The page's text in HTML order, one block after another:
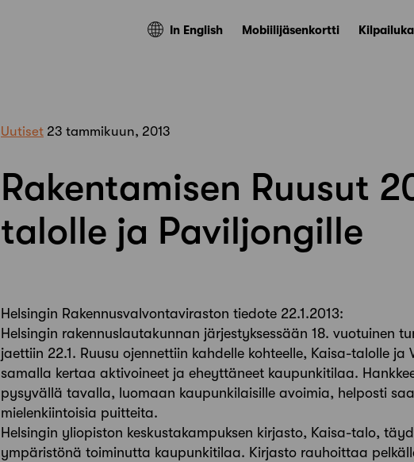
In English Mobiilijäsenkortti
Uutiset 23 tammikuun, 2013
Rakentamisen Ruusut
talolle ja Paviljongille
Helsingin Rakennusvalvontaviraston tiedote 22.1.2013:
Helsingin rakennuslautakunnan järjestyksessään 18. vuotuinen
jaettiin 22.1. Ruusu ojennettiin kahdelle kohteelle, Kaisa-talolle
samalla kertaa aktivoineet ja eheyttäneet kaupunkitilaa.
pysyvällä tavalla, luomaan kaupunkilaisille avoimia, helposti
mielenkiintoisia puitteita.
Helsingin yliopiston keskustakampuksen kirjasto, Kaisa-talo,
ympäristönä toiminutta kaupunkitilaa. Kirjasto rauhoittaa